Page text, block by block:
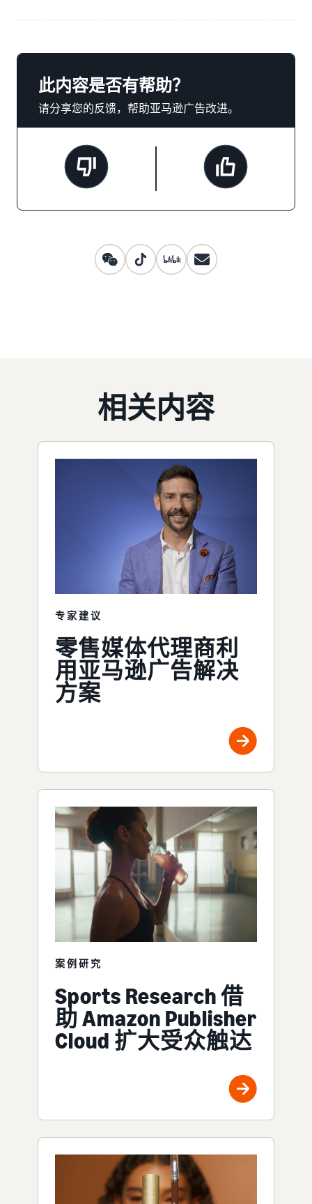
此内容是否有帮助？
请分享您的反馈，帮助亚马逊广告改进。
相关内容
专家建议
零售媒体代理商利
用亚马逊广告解决
方案
案例研究
Sports Research 借
助 Amazon Publisher
Cloud 扩大受众触达